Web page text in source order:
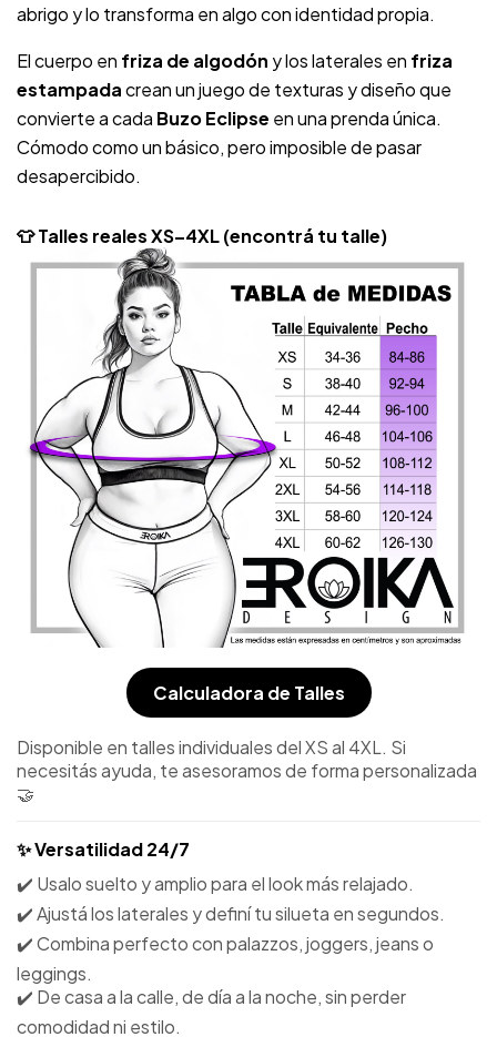
abrigo y lo transforma en algo con identidad propia.
El cuerpo en friza de algodón y los laterales en friza
estampadacrean un juego de texturas y diseño que
convierte a cada Buzo Eclipse en una prenda única.
Cómodo como un básico, pero imposible de pasar
desapercibido.
👕 Talles reales XS–4XL (encontrá tu talle)
Calculadora de Talles
Disponible en talles individuales del XS al 4XL. Si
necesitás ayuda, te asesoramos de forma personalizada
🤝
✨ Versatilidad 24/7
✔️ Usalo suelto y amplio para el look más relajado.
✔️ Ajustá los laterales y definí tu silueta en segundos.
✔️ Combina perfecto con palazzos, joggers, jeans o
leggings.
✔️ De casa a la calle, de día a la noche, sin perder
comodidad ni estilo.